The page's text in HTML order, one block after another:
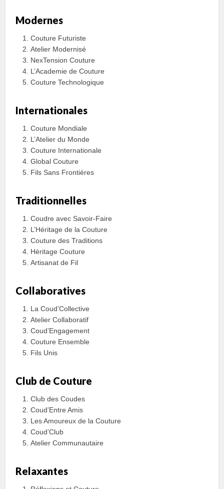
Modernes
Couture Futuriste
Atelier Modernisé
NexTension Couture
L’Academie de Couture
Couture Technologique
Internationales
Couture Mondiale
L’Atelier du Monde
Couture Internationale
Global Couture
Fils Sans Frontières
Traditionnelles
Coudre avec Savoir-Faire
L’Héritage de la Couture
Couture des Traditions
Héritage Couture
Artisanat de Fil
Collaboratives
La Coud’Collective
Atelier Collaboratif
Coud’Engagement
Couture Ensemble
Fils Unis
Club de Couture
Club des Coudes
Coud’Entre Amis
Les Amoureux de la Couture
Coud’Club
Atelier Communautaire
Relaxantes